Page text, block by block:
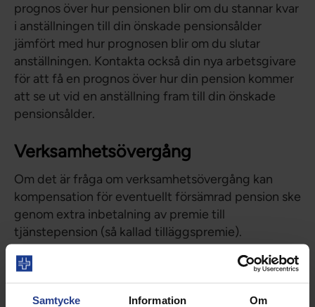
Samtycke Information Om
prognos över hur pensionen blir om du stannar kvar
i anställningen till din önskade pensionsålder
jämfört med hur prognosen blir om du slutar
anställningen. Kontakta också din nya arbetsgivare
för att få en prognos över hur din pension kommer
att se ut vid en anställning fram till din önskade
pensionsålder.
Verksamhetsövergång
Om det är fråga om verksamhetsövergång kan
kompensation för eventuellt försämrad pension ske
genom extra inbetalning av premie till
tjänstepension (så kallad tilläggspremie).
Anställda som vid verksamhetsövergång uppbär
sjukpenning/sjukersättning helt eller delvis kan
vara förhindrade att ingå i nytt pensionssystem. Då